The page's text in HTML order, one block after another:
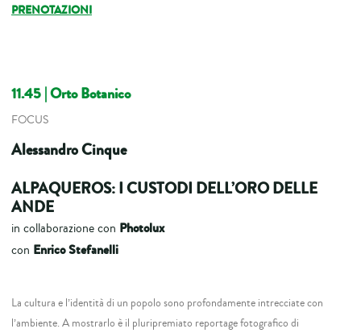
PRENOTAZIONI
11.45 | Orto Botanico
FOCUS
Alessandro Cinque
ALPAQUEROS: I CUSTODI DELL’ORO DELLE
ANDE
in collaborazione con Photolux
con Enrico Stefanelli
La cultura e l’identità di un popolo sono profondamente intrecciate con
l’ambiente. A mostrarlo è il pluripremiato reportage fotografico di